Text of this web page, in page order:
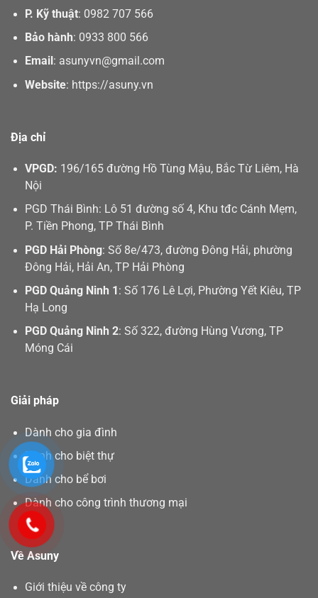
P. Kỹ thuật: 0982 707 566
Bảo hành: 0933 800 566
Email : asunyvn@gmail.com
Website: https://asuny.vn
Địa chỉ
VPGD: 196/165 đường Hồ Tùng Mậu, Bắc Từ Liêm, Hà
Nội
PGD Thái Bình: Lô 51 đường số 4, Khu tđc Cánh Mẹm,
P. Tiền Phong, TP Thái Bình
PGD Hải Phòng: Số 8e/473, đường Đông Hải, phường
Đông Hải, Hải An, TP Hải Phòng
PGD Quảng Ninh 1 : Số 176 Lê Lợi, Phường Yết Kiêu, TP
Hạ Long
PGD Quảng Ninh 2: Số 322, đường Hùng Vương, TP
Móng Cái
Giải pháp
Dành cho gia đình
Dành cho biệt thự
Dành cho bể bơi
Dành cho công trình thương mại
Về Asuny
Giới thiệu về công ty